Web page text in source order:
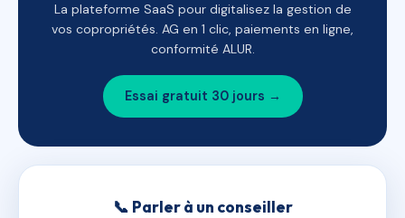
La plateforme SaaS pour digitalisez la gestion de
vos copropriétés. AG en 1 clic, paiements en ligne,
conformité ALUR.
Essai gratuit 30 jours →
📞 Parler à un conseiller